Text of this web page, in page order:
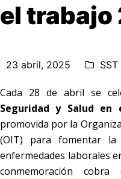
el trabajo
23 abril, 2025 SST
Cada 28 de abril se
Seguridad y Salud en
promovida por la
(OIT) para fomentar la
enfermedades laborales
conmemoración